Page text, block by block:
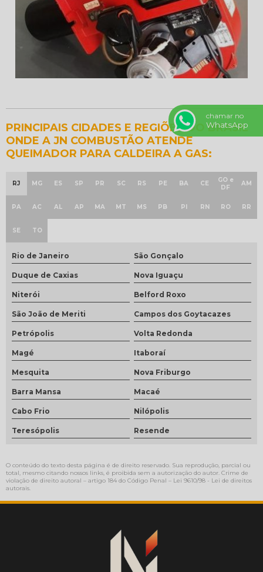
PRINCIPAIS CIDADES E REGIÕES DO BRASIL
ONDE A JN COMBUSTÃO ATENDE
QUEIMADOR PARA CALDEIRA A GAS:
RJ MG ES SP PR SC RS PE BA CE
GO e
DF
AM
PA AC AL AP MA MT MS PB PI RN RO RR
SE TO
Rio de Janeiro São Gonçalo
Duque de Caxias Nova Iguaçu
Niterói Belford Roxo
São João de Meriti Campos dos Goytacazes
Petrópolis Volta Redonda
Magé Itaboraí
Mesquita Nova Friburgo
Barra Mansa Macaé
Cabo Frio Nilópolis
Teresópolis Resende
O conteúdo do texto desta página é de direito reservado. Sua reprodução, parcial ou
total, mesmo citando nossos links, é proibida sem a autorização do autor. Crime de
violação de direito autoral – artigo 184 do Código Penal – Lei 9610/98 - Lei de direitos
autorais.
chamar no
WhatsApp